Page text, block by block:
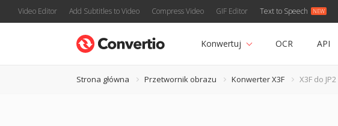
Video Editor Add Subtitles to Video Compress Video GIF Editor Text to Speech
Konwertuj OCR API
Strona główna Przetwornik obrazu Konwerter X3F X3F do JP2